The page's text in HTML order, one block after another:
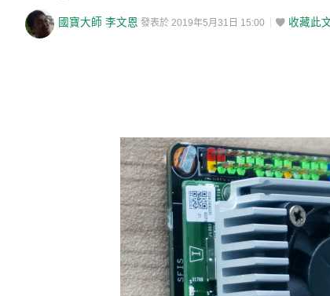
國寶大師 李文恩 發表於 2019年5月31日 15:00 收藏此